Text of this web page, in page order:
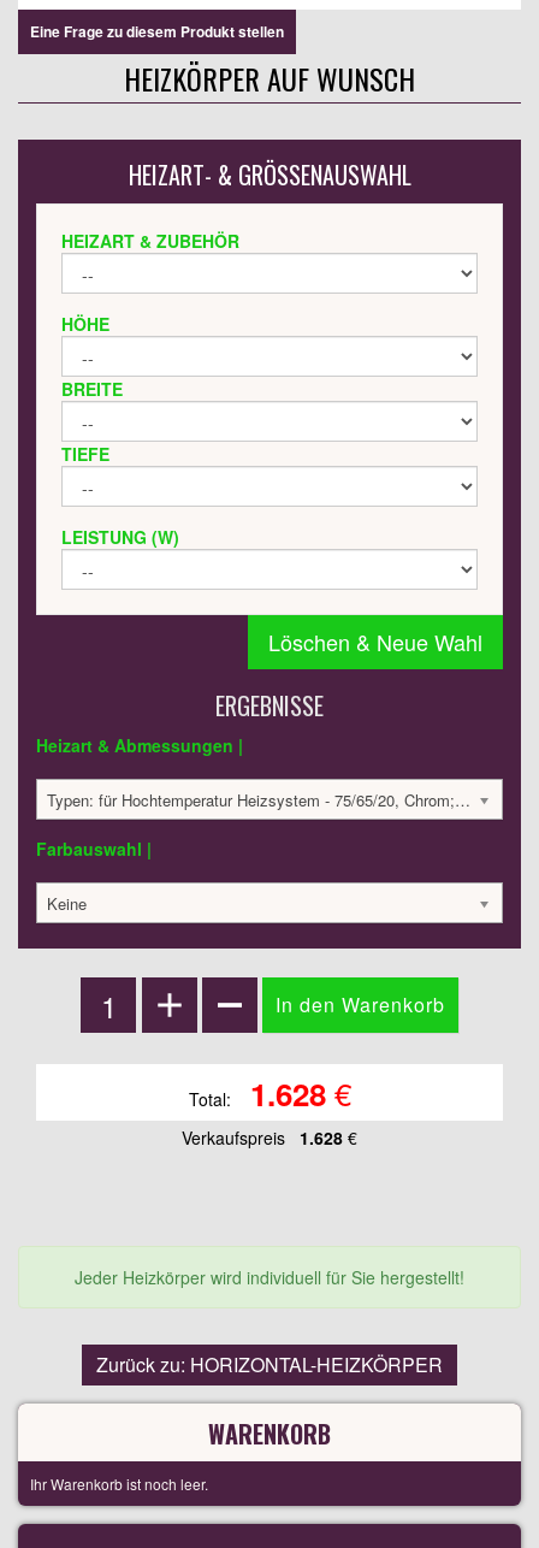
Eine Frage zu diesem Produkt stellen
HEIZKÖRPER AUF WUNSCH
HEIZART- & GRÖSSENAUSWAHL
HEIZART & ZUBEHÖR
HÖHE
BREITE
TIEFE
LEISTUNG (W)
Löschen & Neue Wahl
ERGEBNISSE
Heizart & Abmessungen |
Typen: für Hochtemperatur Heizsystem - 75/65/20, Chrom; Abmessungen: 600x600x60 mm; 441 Watt:; 1628.32 €
Farbauswahl |
Keine
Total: 1.628€
Verkaufspreis 1.628 €
Jeder Heizkörper wird individuell für Sie hergestellt!
Zurück zu: HORIZONTAL-HEIZKÖRPER
WARENKORB
Ihr Warenkorb ist noch leer.